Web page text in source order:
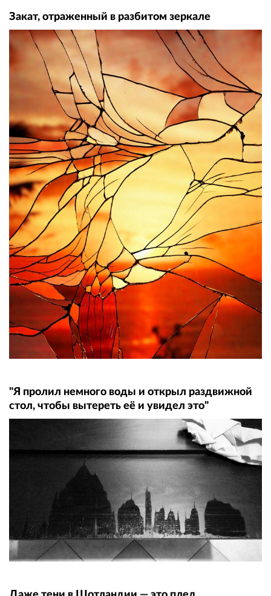
Закат, отраженный в разбитом зеркале
"Я пролил немного воды и открыл раздвижной
стол, чтобы вытереть её и увидел это"